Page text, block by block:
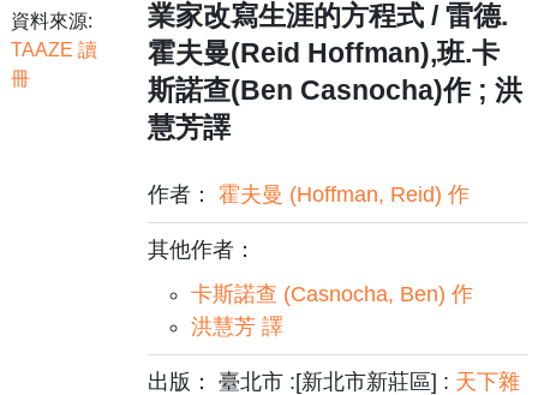
資料來源:
TAAZE 讀
冊
業家改寫生涯的方程式 / 雷德.
霍夫曼(Reid Hoffman),班.卡
斯諾查(Ben Casnocha)作 ; 洪
慧芳譯
作者：霍夫曼 (Hoffman, Reid) 作
其他作者：
卡斯諾查 (Casnocha, Ben) 作
洪慧芳 譯
出版： 臺北市 :[新北市新莊區] : 天下雜